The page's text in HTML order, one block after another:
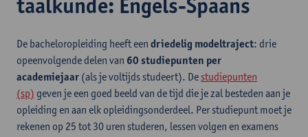
De bacheloropleiding heeft een driedelig modeltraject: drie
opeenvolgende delen van 60 studiepunten per
academiejaar (als je voltijds studeert). De studiepunten
(sp) geven je een goed beeld van de tijd die je zal besteden aan je
opleiding en aan elk opleidingsonderdeel. Per studiepunt moet je
rekenen op 25 tot 30 uren studeren, lessen volgen en examens